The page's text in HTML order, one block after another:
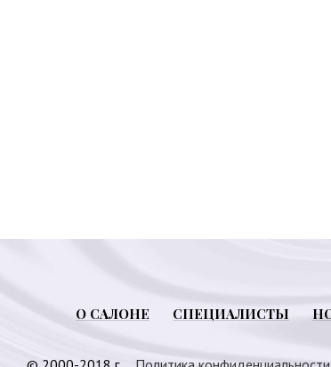
О САЛОНЕ СПЕЦИАЛИСТЫ